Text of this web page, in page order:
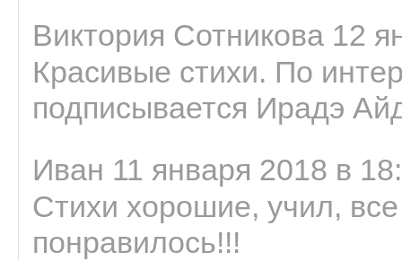
Виктория Сотникова 12
Красивые стихи. По
подписывается Ирадэ
Иван 11 января 2018 в
Стихи хорошие, учил,
понравилось!!!